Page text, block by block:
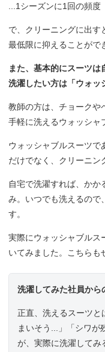
...1シーズンに1回の頻度
で、クリーニングに出す
最低限に抑えることがで
また、基本的にスーツ
洗濯したい方は「ウォッ
教師の方は、チョークや
手軽に洗えるウォッシャ
ウォッシャブルスーツで
だけでなく、クリーニン
自宅で洗濯すれば、か
み。いつでも洗えるので
す。
実際にウォッシャブルス
いてみました。こちらも
洗濯してみた社員から
正直、洗えるスーツと
まいそう...」「シワが
が、実際に洗濯してみ